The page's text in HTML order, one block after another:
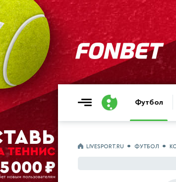
Футбол
LIVESPORT.RU ФУТБОЛ